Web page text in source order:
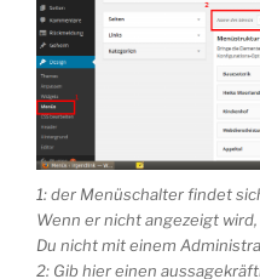
1: der Menüschalter findet
Wenn er nicht angezeigt
Du nicht mit einem
2: Gib hier einen